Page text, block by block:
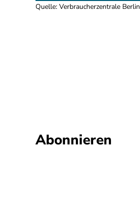
Quelle: Verbraucherzentrale Berlin
Abonnieren